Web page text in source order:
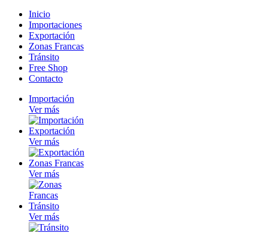
Inicio
Importaciones
Exportación
Zonas Francas
Tránsito
Free Shop
Contacto
Importación
Ver más
Exportación
Ver más
Zonas Francas
Ver más
Tránsito
Ver más